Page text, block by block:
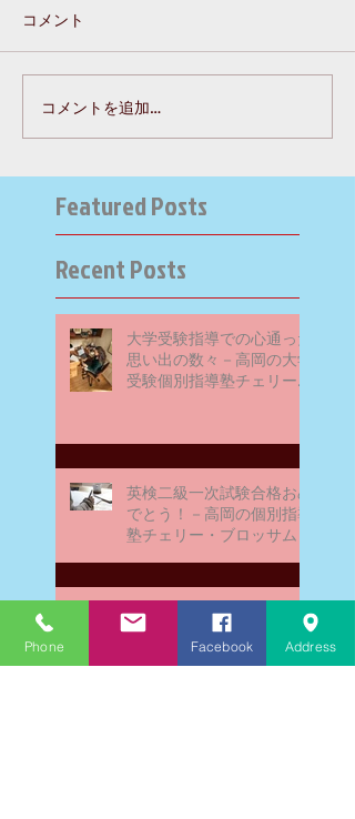
コメント
コメントを追加…
Featured Posts
Recent Posts
大学受験指導での心通った
思い出の数々－高岡の大学
受験個別指導塾チェリー・
英検二級一次試験合格おめ
でとう！－高岡の個別指導
塾チェリー・ブロッサム
文学にできること、強いて
は国語科にできること
Phone Facebook Address